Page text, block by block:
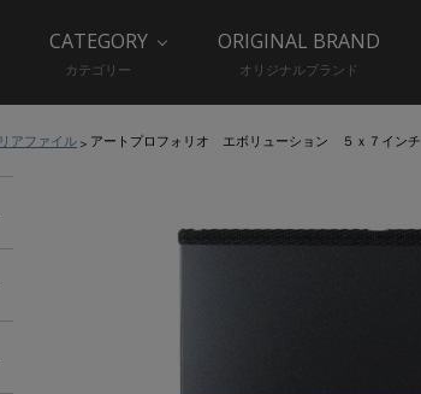
CATEGORY
カテゴリー
ORIGINAL BRAND
オリジナルブランド
アファイル アートプロフォリオ エボリューション ５ｘ７インチ